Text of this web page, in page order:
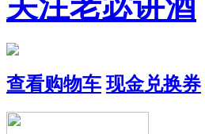
查看购物车 现金兑换券